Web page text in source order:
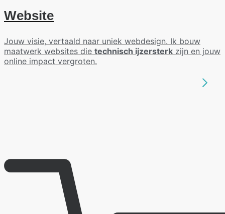
Website
Jouw visie, vertaald naar uniek webdesign. Ik bouw
maatwerk websites die technisch ijzersterk zijn en jouw
online impact vergroten.